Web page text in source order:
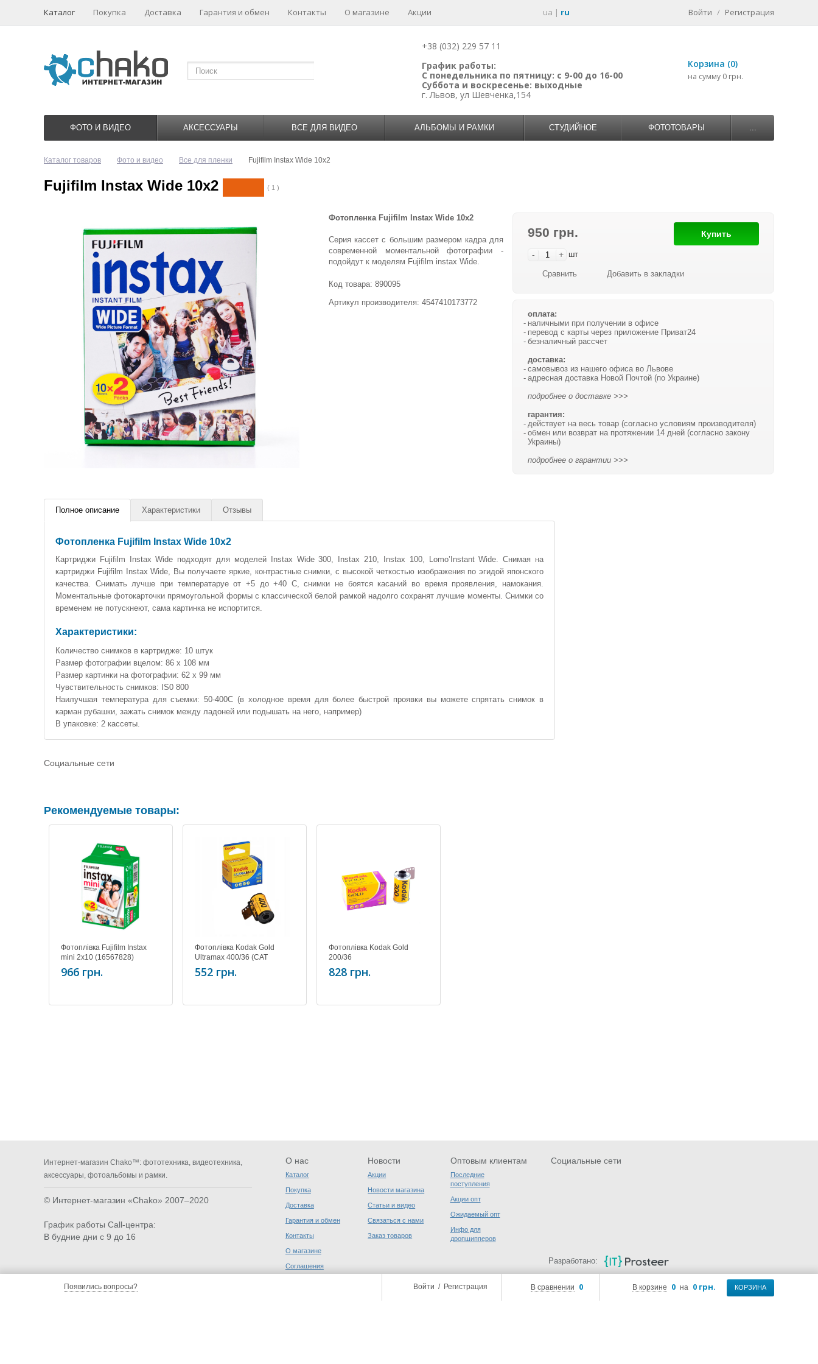
Появились вопросы? В корзине 0 на 0 грн. КОРЗИНА
В сравнении 0
Войти / Регистрация
Каталог Покупка Доставка Гарантия и обмен Контакты О магазине Акции ua | ru Войти / Регистрация
+38 (032) 229 57 11
График работы:
С понедельника по пятницу: с 9-00 до 16-00
Суббота и воскресенье: выходные
г. Львов, ул Шевченка,154
Корзина (0)
на сумму 0 грн.
ФОТО И ВИДЕО АКСЕССУАРЫ ВСЕ ДЛЯ ВИДЕО АЛЬБОМЫ И РАМКИ СТУДИЙНОЕ ФОТОТОВАРЫ ...
Каталог товаров Фото и видео Все для пленки Fujifilm Instax Wide 10x2
Fujifilm Instax Wide 10x2 ( 1 )
950 грн.
- + шт
Купить
Сравнить Добавить в закладки
оплата:
наличными при получении в офисе
перевод с карты через приложение Приват24
безналичный рассчет
доставка:
самовывоз из нашего офиса во Львове
адресная доставка Новой Почтой (по Украине)
подробнее о доставке >>>
гарантия:
действует на весь товар (согласно условиям производителя)
обмен или возврат на протяжении 14 дней (согласно закону
Украины)
подробнее о гарантии >>>
Фотопленка Fujifilm Instax Wide 10x2
Серия кассет с большим размером кадра для
современной моментальной фотографии -
подойдут к моделям Fujifilm instax Wide.
Код товара: 890095
Артикул производителя: 4547410173772
Полное описание Характеристики Отзывы
Фотопленка Fujifilm Instax Wide 10x2
Картриджи Fujifilm Instax Wide подходят для моделей Instax Wide 300, Instax 210, Instax 100, Lomo’Instant Wide. Снимая на
картриджи Fujifilm Instax Wide, Вы получаете яркие, контрастные снимки, с высокой четкостью изображения по эгидой японского
качества. Снимать лучше при температаруе от +5 до +40 С, снимки не боятся касаний во время проявления, намокания.
Моментальные фотокарточки прямоугольной формы с классической белой рамкой надолго сохранят лучшие моменты. Снимки со
временем не потускнеют, сама картинка не испортится.
Характеристики:
Количество снимков в картридже: 10 штук
Размер фотографии вцелом: 86 х 108 мм
Размер картинки на фотографии: 62 х 99 мм
Чувствительность снимков: IS0 800
Наилучшая температура для съемки: 50-400С (в холодное время для более быстрой проявки вы можете спрятать снимок в
карман рубашки, зажать снимок между ладоней или подышать на него, например)
В упаковке: 2 кассеты.
Социальные сети
Рекомендуемые товары:
Фотоплівка Fujifilm Instax
mini 2x10 (16567828)
966 грн.
Фотоплівка Kodak Gold
Ultramax 400/36 (CAT
6034060) (до 07,2025
552 грн.
Фотоплівка Kodak Gold
200/36
828 грн.
Интернет-магазин Chako™: фототехника, видеотехника,
аксессуары, фотоальбомы и рамки.
© Интернет-магазин «Chako» 2007–2020
График работы Call-центра:
В будние дни с 9 до 16
О нас
Каталог
Покупка
Доставка
Гарантия и обмен
Контакты
О магазине
Соглашения
пользователя
Новости
Акции
Новости магазина
Статьи и видео
Связаться с нами
Заказ товаров
Оптовым клиентам
Последние
поступления
Акции опт
Ожидаемый опт
Инфо для
дропшипперов
Социальные сети
Разработано: